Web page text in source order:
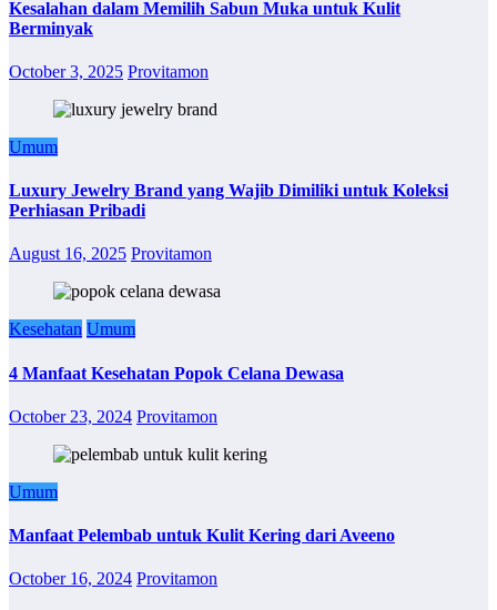
Kesalahan dalam Memilih Sabun Muka untuk Kulit
Berminyak
October 3, 2025 Provitamon
Umum
Luxury Jewelry Brand yang Wajib Dimiliki untuk Koleksi
Perhiasan Pribadi
August 16, 2025 Provitamon
Kesehatan Umum
4 Manfaat Kesehatan Popok Celana Dewasa
October 23, 2024 Provitamon
Umum
Manfaat Pelembab untuk Kulit Kering dari Aveeno
October 16, 2024 Provitamon